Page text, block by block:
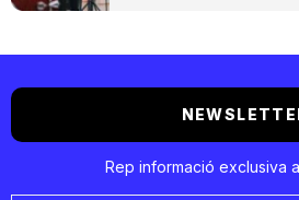
Rep informació exclusiva